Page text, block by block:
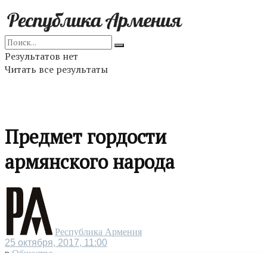
Результатов нет
Читать все результаты
Предмет гордости
армянского народа
Республика Армения
25 октября, 2017, 11:00